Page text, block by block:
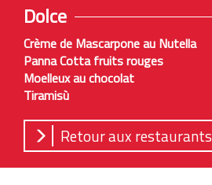
Dolce
Crème de Mascarpone au Nutella
Panna Cotta fruits rouges
Moelleux au chocolat
Tiramisù
Retour aux restaurants